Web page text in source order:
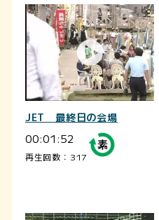
JET 最終日の会場
00:01:52
再生回数：317